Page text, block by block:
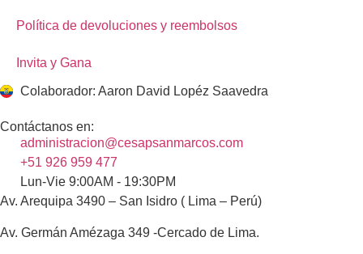
Política de devoluciones y reembolsos
Invita y Gana
Colaborador: Aaron David Lopéz Saavedra
Contáctanos en:
administracion@cesapsanmarcos.com
+51 926 959 477
Lun-Vie 9:00AM - 19:30PM
Av. Arequipa 3490 – San Isidro ( Lima – Perú)
Av. Germán Amézaga 349 -Cercado de Lima.